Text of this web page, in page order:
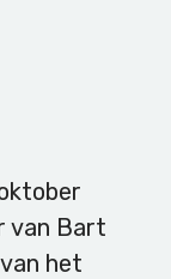
van Bart
het